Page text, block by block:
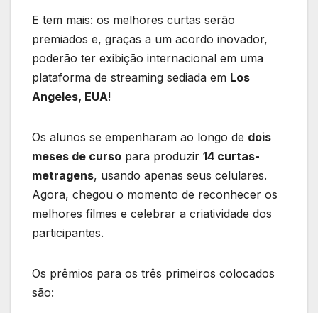
E tem mais: os melhores curtas serão
premiados e, graças a um acordo inovador,
poderão ter exibição internacional em uma
plataforma de streaming sediada em Los
Angeles, EUA!
Os alunos se empenharam ao longo de dois
meses de curso para produzir 14 curtas-
metragens, usando apenas seus celulares.
Agora, chegou o momento de reconhecer os
melhores filmes e celebrar a criatividade dos
participantes.
Os prêmios para os três primeiros colocados
são: